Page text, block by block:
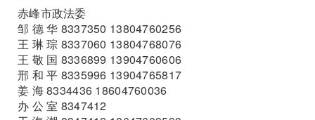
赤峰市政法委
邹 德 华 8337350 13804760256
王 琳 琮 8337060 13804768076
王 敬 国 8336899 13904760606
邢 和 平 8335996 13904765817
姜 海 8334436 18604760036
办 公 室 8347412